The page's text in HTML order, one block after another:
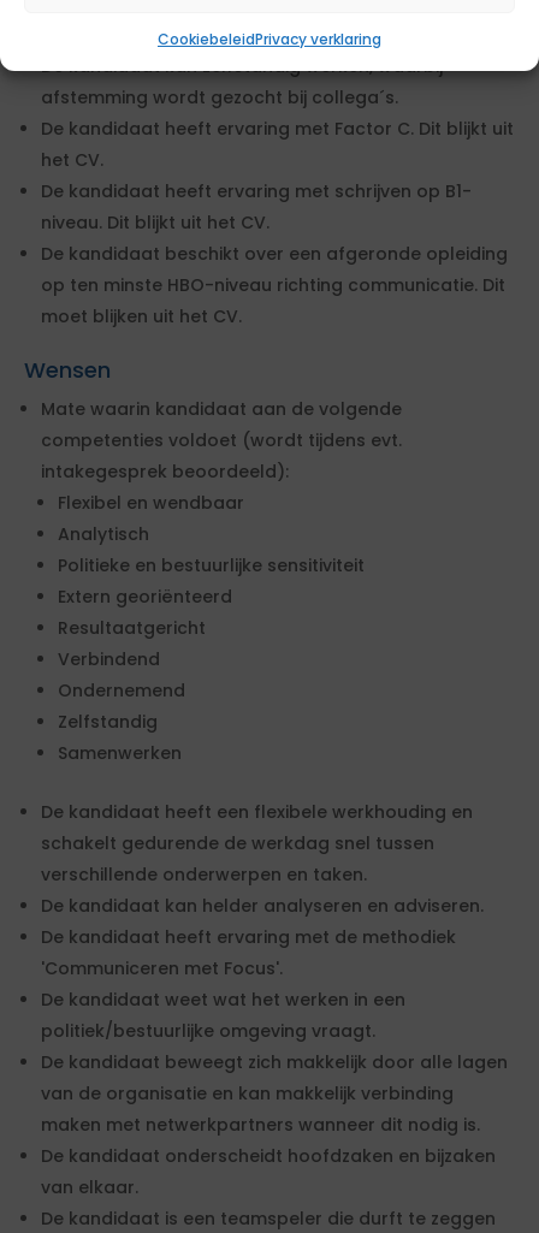
CookiebeleidPrivacy verklaring
De kandidaat kan zelfstandig werken, waarbij
afstemming wordt gezocht bij collega´s.
De kandidaat heeft ervaring met Factor C. Dit blijkt uit
het CV.
De kandidaat heeft ervaring met schrijven op B1-
niveau. Dit blijkt uit het CV.
De kandidaat beschikt over een afgeronde opleiding
op ten minste HBO-niveau richting communicatie. Dit
moet blijken uit het CV.
Wensen
Mate waarin kandidaat aan de volgende
competenties voldoet (wordt tijdens evt.
intakegesprek beoordeeld):
Flexibel en wendbaar
Analytisch
Politieke en bestuurlijke sensitiviteit
Extern georiënteerd
Resultaatgericht
Verbindend
Ondernemend
Zelfstandig
Samenwerken
De kandidaat heeft een flexibele werkhouding en
schakelt gedurende de werkdag snel tussen
verschillende onderwerpen en taken.
De kandidaat kan helder analyseren en adviseren.
De kandidaat heeft ervaring met de methodiek
'Communiceren met Focus'.
De kandidaat weet wat het werken in een
politiek/bestuurlijke omgeving vraagt.
De kandidaat beweegt zich makkelijk door alle lagen
van de organisatie en kan makkelijk verbinding
maken met netwerkpartners wanneer dit nodig is.
De kandidaat onderscheidt hoofdzaken en bijzaken
van elkaar.
De kandidaat is een teamspeler die durft te zeggen